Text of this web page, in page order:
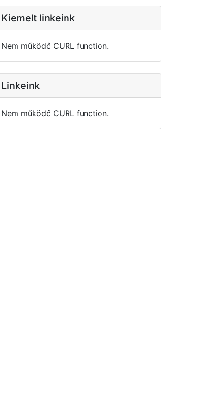
Kiemelt linkeink
Nem működő CURL function.
Linkeink
Nem működő CURL function.